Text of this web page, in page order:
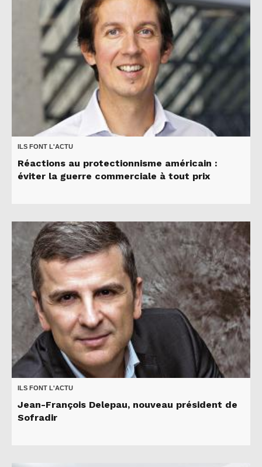
ILS FONT L'ACTU
Réactions au protectionnisme américain :
éviter la guerre commerciale à tout prix
ILS FONT L'ACTU
Jean-François Delepau, nouveau président de
Sofradir